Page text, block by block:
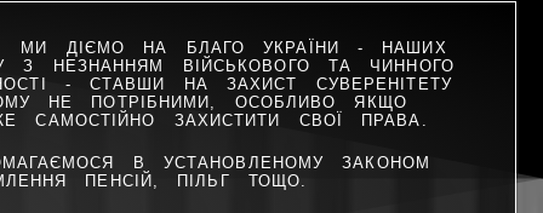
МИ ДІЄМО НА БЛАГО УКРАЇНИ - НАШИХ
З НЕЗНАННЯМ ВІЙСЬКОВОГО ТА ЧИННОГО
- СТАВШИ НА ЗАХИСТ СУВЕРЕНІТЕТУ
НЕ ПОТРІБНИМИ, ОСОБЛИВО ЯКЩО
САМОСТІЙНО ЗАХИСТИТИ СВОЇ ПРАВА.
В УСТАНОВЛЕНОМУ ЗАКОНОМ
ПЕНСІЙ, ПІЛЬГ ТОЩО.